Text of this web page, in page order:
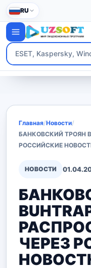
RU
Главная/Новости/
БАНКОВСКИЙ ТРОЯН
РОССИЙСКИЕ
НОВОСТИ
ЧЕРЕЗ